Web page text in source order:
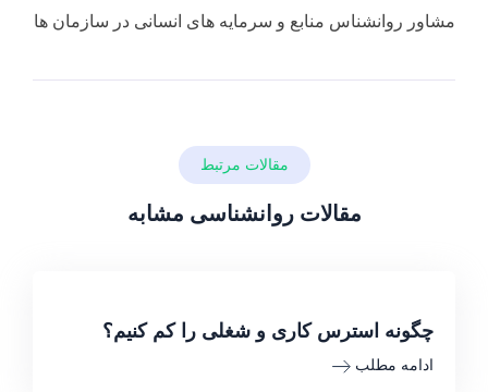
مشاور روانشناس منابع و سرمایه های انسانی در سازمان ها
مقالات مرتبط
مقالات روانشناسی مشابه
چگونه استرس کاری و شغلی را کم کنیم؟
ادامه مطلب